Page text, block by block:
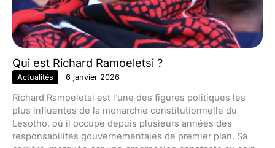
Qui est Richard Ramoeletsi ?
Actualités 6 janvier 2026
Richard Ramoeletsi est l’une des figures politiques les
plus influentes de la monarchie constitutionnelle du
Lesotho, où il occupe depuis plusieurs années des
responsabilités gouvernementales de premier plan. Sa